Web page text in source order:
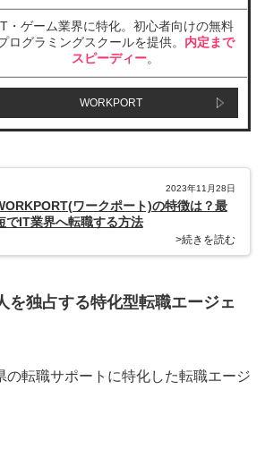
・ゲーム業界に特化。初心者向けの無料
ログラミングスクールを提供。 内定まで
スピーディー。
WORKPORT
2023年11月28日
ワークポート)の特徴は？最
でIT業界へ転職する方法
>続きを読む
を独占する特化型転職エージェ
の転職サポートに特化した転職エージ